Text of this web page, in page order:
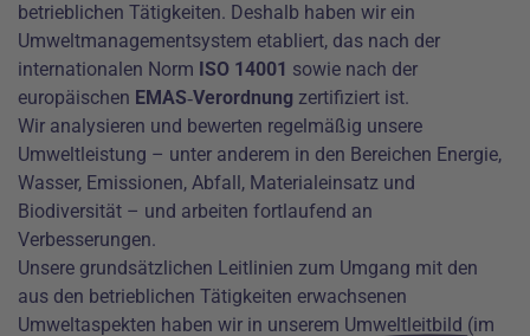
betrieblichen Tätigkeiten. Deshalb haben wir ein
Umweltmanagementsystem etabliert, das nach der
internationalen Norm ISO 14001 sowie nach der
europäischen EMAS‑Verordnung zertifiziert ist.
Wir analysieren und bewerten regelmäßig unsere
Umweltleistung – unter anderem in den Bereichen Energie,
Wasser, Emissionen, Abfall, Materialeinsatz und
Biodiversität – und arbeiten fortlaufend an
Verbesserungen.
Unsere grundsätzlichen Leitlinien zum Umgang mit den
aus den betrieblichen Tätigkeiten erwachsenen
Umweltaspekten haben wir in unserem Umweltleitbild (im